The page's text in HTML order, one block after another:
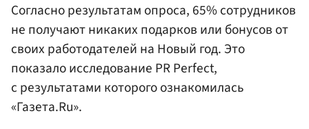
Согласно результатам опроса, 65% сотрудников
не получают никаких подарков или бонусов от
своих работодателей на Новый год. Это
показало исследование PR Perfect,
с результатами которого ознакомилась
«Газета.Ru».